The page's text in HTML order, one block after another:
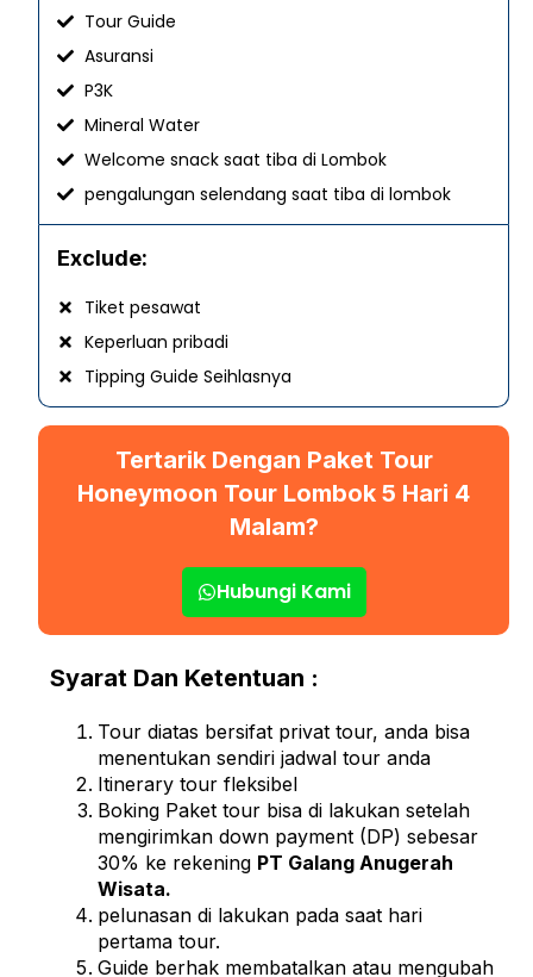
Tour Guide
Asuransi
P3K
Mineral Water
Welcome snack saat tiba di Lombok
pengalungan selendang saat tiba di lombok
Exclude:
Tiket pesawat
Keperluan pribadi
Tipping Guide Seihlasnya
Tertarik Dengan Paket Tour
Honeymoon Tour Lombok 5 Hari 4
Malam?
Hubungi Kami
Syarat Dan Ketentuan :
Tour diatas bersifat privat tour, anda bisa
menentukan sendiri jadwal tour anda
Itinerary tour fleksibel
Boking Paket tour bisa di lakukan setelah
mengirimkan down payment (DP) sebesar
30% ke rekening PT Galang Anugerah
Wisata.
pelunasan di lakukan pada saat hari
pertama tour.
Guide berhak membatalkan atau mengubah